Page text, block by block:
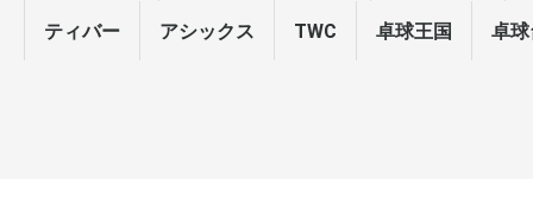
ラバー ザイア03
グレイザー・シリーズ
ディグニクス・シリー
テナジー・シリーズ
ラウンデル・シリーズ
ロゼナ
ブライス・シリーズ
スレイバー・シリーズ
タキネス・シリーズ
タキファイヤドライブ
フレクストラ/サフィー
インパーシャル・シリ
スピーディーP.O./チャ
レンジャーATTACK
オーソドックスDX
イリウス・シリーズ(粒
フェイント・シリーズ
スーパーアンチ
ラージ・ラバー
ラケット・シェーク
アウターフォース・シ
樊振東・シリーズ
林昀儒
張本智和・シリーズ
ビスカリア・レボルデ
アポロニア・フレイタ
オフチャロフ
水谷・フランチスカ
ティモボル・シリーズ
インナーフォース・シ
SK・シリーズ
コルベル/メイスアドバ
エクスター5/TB5α/フ
ァルシーマ
インナーシールド レイ
ヤーZLF/ダイオード
ラケット・ペン
ビスカリア・シリーズ
(中国式ペン)
樊振東・シリーズ(中国
張本智和・シリーズ(中
国式ペン)
インナーフォース・シ
リーズ(中国式ペン)
SK・シリーズ(中国式
ティモボルCAF
水谷隼/吉田海偉/ハッ
サイプレス・シリーズ
(単板ペン)
ハッドロウJPV‐S
ハッドロウJPV‐R
ハッドロウリボルバー/
ガレイディア リボルバ
ラバー貼りラケット
ウェア 男女兼用ウェア
レディースウェア
男女兼用パンツ
レディースパンツ
Tシャツ
トレーニングウェア
シューズ
エナジーフォースシリ
レゾラインシリーズ
ソックス
メンテナンス 接着剤
ラバーフィルム
サイドテープ
ラバーメンテナンス
ラケットメンテナンス
ネット/サポート ネット・サポート
カウンター
その他
卓球台/ロボット 卓球台
ロボット/フェンス
その他
バッグ/ケース ラケットケース
シューズケース
ボールケース
バッグ
ボール 40mm3スター公認球
40mmトレーニングボ
ラージボール
タオル/バンド
ラージ用品
その他 DVD/ブルーレイ
その他
ラバー
ファスター
フライアッ
テンション
高弾性裏ソ
キョウヒョ
粘着性裏ソ
コントロー
モリストSP
テンション
ドナックル
表ソフト
粒高ラバー
ラージ・ラ
ラケット・シェーク
キョウヒョ
弦楽器・シ
セプティア
トルネード
剛力・シリ
WG・シリー
ラティカ・
攻撃用(特殊
7枚合板シェ
攻撃用シェ
オールラウ
テナリー
守備用シェ
ラージ・シ
ラケット・ペン 弦楽器・シ
剛力・シリ
セプティア
中国式ペン(
中国式ペン
角型ペン(単
角型ペン
角丸型ペン(
角丸型ペン
反転式ペン
ラージ・ペ
ウェア 男女兼用ウ
レディース
男女兼用パ
レディース
Tシャツ
トレーニング
シューズ
ソックス
メンテナンス 接着剤
ラバーフィ
サイドテープ
ラバーメン
ラケットメ
バッグ/ケース ラケットケ
ボールケース
バッグ
ボール 3スター硬球
2スター硬球
トレーニン
ラージボール
タオル/バンド タオル
バンド
卓球台/ロボット
ネット/サポート ネット・サ
カウンター
その他
ラージ用品
その他 ラバー
ラケット・シェーク
ラケット・ペン
ウェア
シューズ
ソックス
メンテナンス
ネット/サポート
卓球台周辺機器
卓球台/ロボット
バッグ/ケース
ボール
タオル/バンド
ラージ用品
その他 ラバー
シェイク・ラケ
ペン・ラケット
ラージボール用
メンテナンス
ボール
ウェア
シューズ
ソックス/タオル
バッグ/ケース
卓球台周辺機器
ティバー アシックス TWC 卓球王国 卓